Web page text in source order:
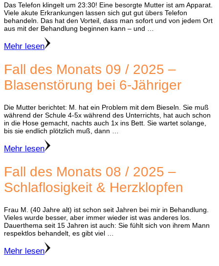
Das Telefon klingelt um 23:30! Eine besorgte Mutter ist am Apparat.
Viele akute Erkrankungen lassen sich gut gut übers Telefon
behandeln. Das hat den Vorteil, dass man sofort und von jedem Ort
aus mit der Behandlung beginnen kann – und …
Mehr lesen
Fall des Monats 09 / 2025 –
Blasenstörung bei 6-Jähriger
Die Mutter berichtet: M. hat ein Problem mit dem Bieseln. Sie muß
während der Schule 4-5x während des Unterrichts, hat auch schon
in die Hose gemacht, nachts auch 1x ins Bett. Sie wartet solange,
bis sie endlich plötzlich muß, dann …
Mehr lesen
Fall des Monats 08 / 2025 –
Schlaflosigkeit & Herzklopfen
Frau M. (40 Jahre alt) ist schon seit Jahren bei mir in Behandlung.
Vieles wurde besser, aber immer wieder ist was anderes los.
Dauerthema seit 15 Jahren ist auch: Sie fühlt sich von ihrem Mann
respektlos behandelt, es gibt viel …
Mehr lesen